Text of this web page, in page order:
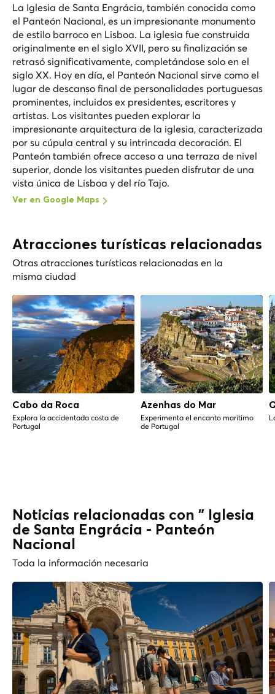
La Iglesia de Santa Engrácia, también conocida como
el Panteón Nacional, es un impresionante monumento
de estilo barroco en Lisboa. La iglesia fue construida
originalmente en el siglo XVII, pero su finalización se
retrasó significativamente, completándose solo en el
siglo XX. Hoy en día, el Panteón Nacional sirve como el
lugar de descanso final de personalidades portuguesas
prominentes, incluidos ex presidentes, escritores y
artistas. Los visitantes pueden explorar la
impresionante arquitectura de la iglesia, caracterizada
por su cúpula central y su intrincada decoración. El
Panteón también ofrece acceso a una terraza de nivel
superior, donde los visitantes pueden disfrutar de una
vista única de Lisboa y del río Tajo.
Ver en Google Maps
Atracciones turísticas relacionadas
Otras atracciones turísticas relacionadas en la
misma ciudad
Cabo da Roca
Explora la accidentada costa de
Portugal
Azenhas do Mar
Experimenta el encanto marítimo
de Portugal
Noticias relacionadas con " Iglesia
de Santa Engrácia - Panteón
Nacional
Toda la información necesaria